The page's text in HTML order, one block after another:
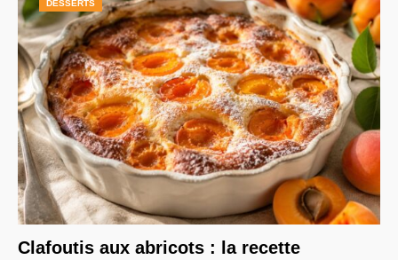
DESSERTS
Clafoutis aux abricots : la recette